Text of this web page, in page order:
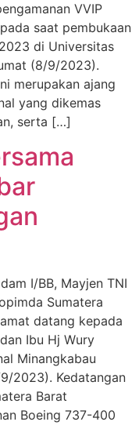
VVIP
saat pembukaan
di Universitas
(8/9/2023).
merupakan ajang
yang dikemas
serta […]
I/BB, Mayjen TNI
Sumatera
datang kepada
Ibu Hj Wury
Minangkabau
2023). Kedatangan
Barat
Boeing 737-400